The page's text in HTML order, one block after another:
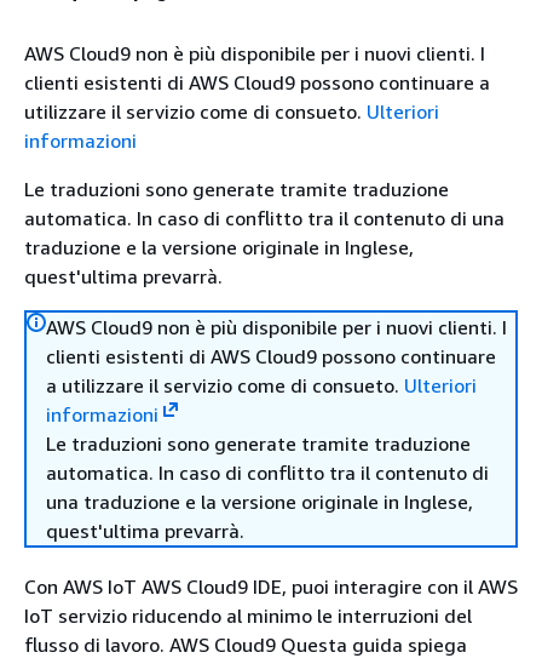
AWS Cloud9 non è più disponibile per i nuovi clienti. I
clienti esistenti di AWS Cloud9 possono continuare a
utilizzare il servizio come di consueto. Ulteriori
informazioni
Le traduzioni sono generate tramite traduzione
automatica. In caso di conflitto tra il contenuto di una
traduzione e la versione originale in Inglese,
quest'ultima prevarrà.
AWS Cloud9 non è più disponibile per i nuovi clienti. I
clienti esistenti di AWS Cloud9 possono continuare
a utilizzare il servizio come di consueto. Ulteriori
informazioni
Le traduzioni sono generate tramite traduzione
automatica. In caso di conflitto tra il contenuto di
una traduzione e la versione originale in Inglese,
quest'ultima prevarrà.
Con AWS IoT AWS Cloud9 IDE, puoi interagire con il AWS
IoT servizio riducendo al minimo le interruzioni del
flusso di lavoro. AWS Cloud9 Questa guida spiega